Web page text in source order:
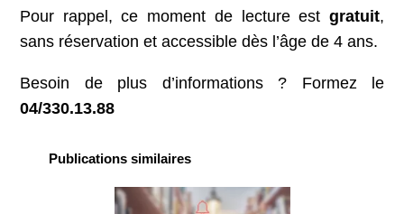
Pour rappel, ce moment de lecture est gratuit,
sans réservation et accessible dès l’âge de 4 ans.
Besoin de plus d’informations ? Formez le
04/330.13.88
Publications similaires